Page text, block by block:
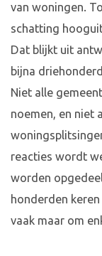
van woningen.
schatting
Dat blijkt uit
bijna
Niet alle
noemen, en niet
reacties wordt
worden
honderden
vaak maar om